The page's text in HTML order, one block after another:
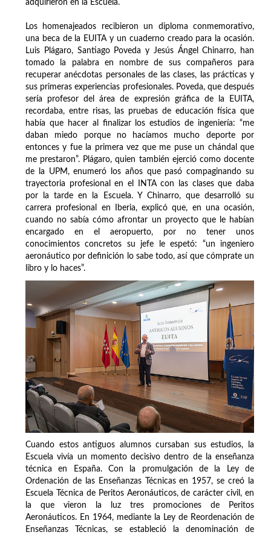
adquirieron en la Escuela.
Los homenajeados recibieron un diploma conmemorativo,
una beca de la EUITA y un cuaderno creado para la ocasión.
Luis Plágaro, Santiago Poveda y Jesús Ángel Chinarro, han
tomado la palabra en nombre de sus compañeros para
recuperar anécdotas personales de las clases, las prácticas y
sus primeras experiencias profesionales. Poveda, que después
sería profesor del área de expresión gráfica de la EUITA,
recordaba, entre risas, las pruebas de educación física que
había que hacer al finalizar los estudios de ingeniería: “me
daban miedo porque no hacíamos mucho deporte por
entonces y fue la primera vez que me puse un chándal que
me prestaron”. Plágaro, quien también ejerció como docente
de la UPM, enumeró los años que pasó compaginando su
trayectoria profesional en el INTA con las clases que daba
por la tarde en la Escuela. Y Chinarro, que desarrolló su
carrera profesional en Iberia, explicó que, en una ocasión,
cuando no sabía cómo afrontar un proyecto que le habían
encargado en el aeropuerto, por no tener unos
conocimientos concretos su jefe le espetó: “un ingeniero
aeronáutico por definición lo sabe todo, así que cómprate un
libro y lo haces”.
Cuando estos antiguos alumnos cursaban sus estudios, la
Escuela vivía un momento decisivo dentro de la enseñanza
técnica en España. Con la promulgación de la Ley de
Ordenación de las Enseñanzas Técnicas en 1957, se creó la
Escuela Técnica de Peritos Aeronáuticos, de carácter civil, en
la que vieron la luz tres promociones de Peritos
Aeronáuticos. En 1964, mediante la Ley de Reordenación de
Enseñanzas Técnicas, se estableció la denominación de